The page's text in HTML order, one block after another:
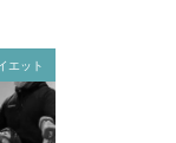
エット